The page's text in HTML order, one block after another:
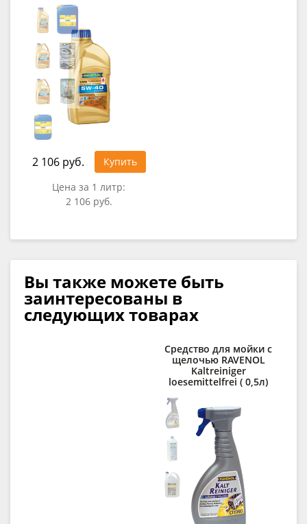
2 106 руб.
Купить
Цена за 1 литр:
2 106 руб.
Вы также можете быть
заинтересованы в
следующих товарах
Средство для мойки с
щелочью RAVENOL
Kaltreiniger
loesemittelfrei ( 0,5л)